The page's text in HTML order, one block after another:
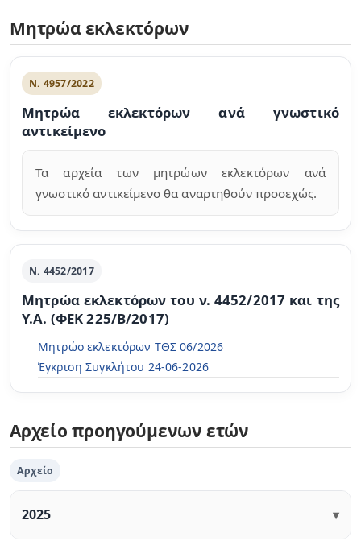
Μητρώα εκλεκτόρων
Ν. 4957/2022
Μητρώα εκλεκτόρων ανά γνωστικό
αντικείμενο
Τα αρχεία των μητρώων εκλεκτόρων ανά
γνωστικό αντικείμενο θα αναρτηθούν προσεχώς.
Ν. 4452/2017
Μητρώα εκλεκτόρων του ν. 4452/2017 και της
Υ.Α. (ΦΕΚ 225/Β/2017)
Μητρώο εκλεκτόρων ΤΘΣ 06/2026
Έγκριση Συγκλήτου 24-06-2026
Αρχείο προηγούμενων ετών
Αρχείο
2025 ▾